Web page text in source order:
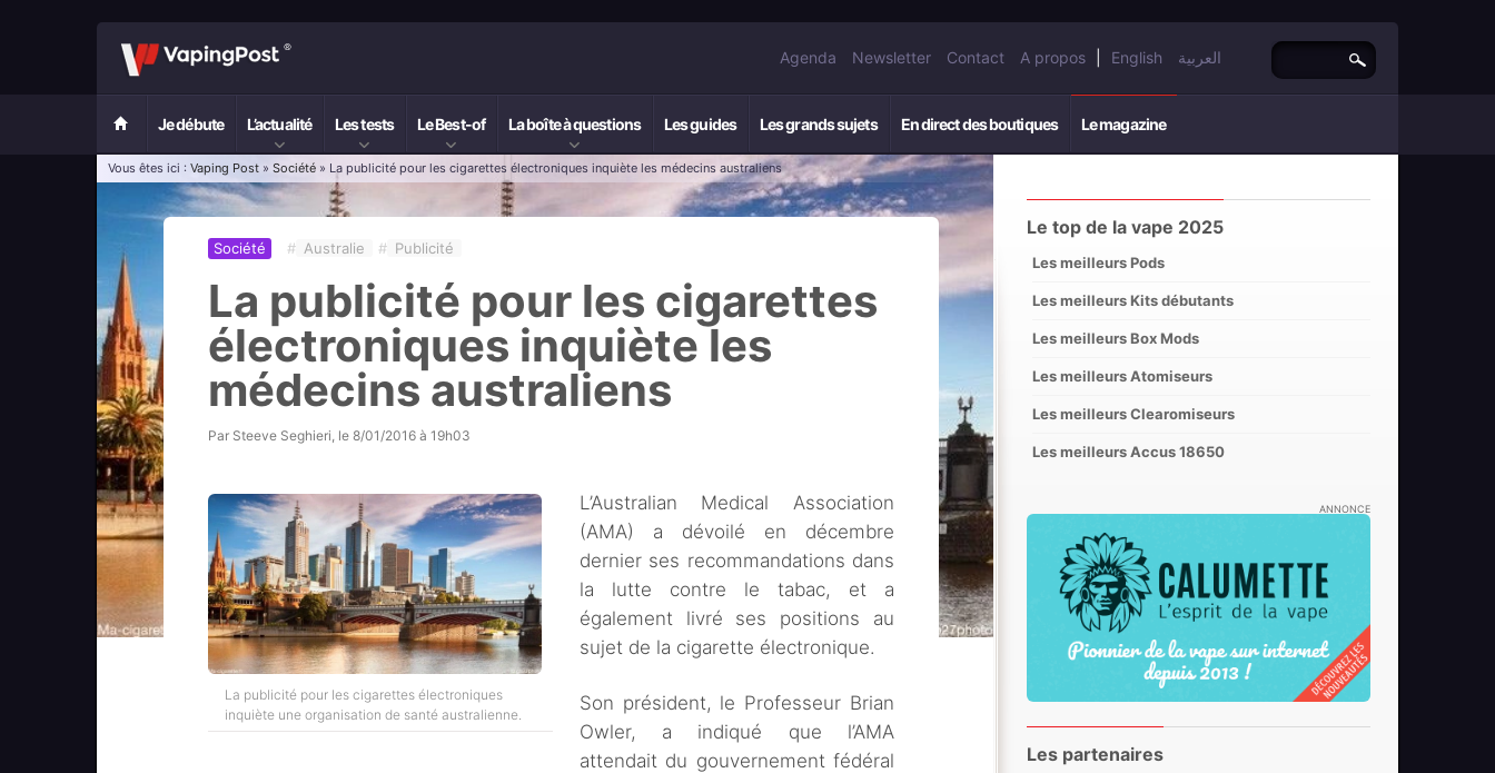
Agenda Newsletter Contact A propos English العربية
Je débute L’actualité Les tests Le Best-of La boîte à questions Les guides Les grands sujets En direct des boutiques Le magazine
Vous êtes ici : Vaping Post » Société » La publicité pour les cigarettes électroniques inquiète les médecins australiens
Société # Australie # Publicité
La publicité pour les cigarettes
électroniques inquiète les
médecins australiens
Par Steeve Seghieri, le 8/01/2016 à 19h03
La publicité pour les cigarettes électroniques
inquiète une organisation de santé australienne.
L’Australian Medical Association
(AMA) a dévoilé en décembre
dernier ses recommandations dans
la lutte contre le tabac, et a
également livré ses positions au
sujet de la cigarette électronique.
Son président, le Professeur Brian
Owler, a indiqué que l’AMA
attendait du gouvernement fédéral
Le top de la vape 2025
Les meilleurs Pods
Les meilleurs Kits débutants
Les meilleurs Box Mods
Les meilleurs Atomiseurs
Les meilleurs Clearomiseurs
Les meilleurs Accus 18650
ANNONCE
Les partenaires